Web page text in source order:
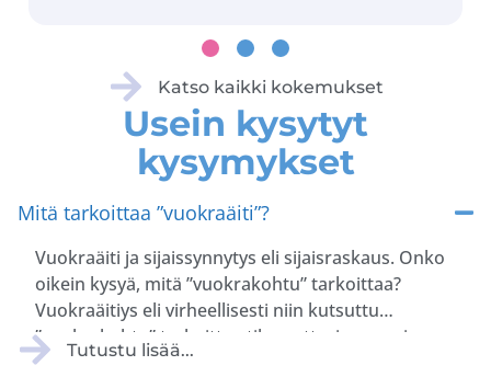
Katso kaikki kokemukset
Usein kysytyt
kysymykset
Mitä tarkoittaa ”vuokraäiti”?
Vuokraäiti ja sijaissynnytys eli sijaisraskaus. Onko
oikein kysyä, mitä ”vuokrakohtu” tarkoittaa?
Vuokraäitiys eli virheellisesti niin kutsuttu
”vuokrakohtu” tarkoittaa tilannetta, jossa nainen
kantaa sijaissynnytysraskauden ja synnyttää
Tutustu lisää...